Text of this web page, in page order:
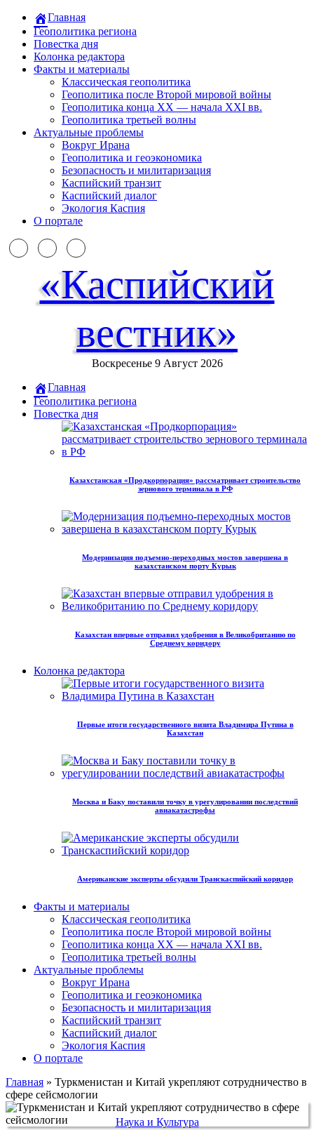
Главная
Геополитика региона
Повестка дня
Колонка редактора
Факты и материалы
Классическая геополитика
Геополитика после Второй мировой войны
Геополитика конца XX — начала XXI вв.
Геополитика третьей волны
Актуальные проблемы
Вокруг Ирана
Геополитика и геоэкономика
Безопасность и милитаризация
Каспийский транзит
Каспийский диалог
Экология Каспия
О портале
«Каспийский
вестник»
Воскресенье 9 Август 2026
Главная
Геополитика региона
Повестка дня
Казахстанская «Продкорпорация» рассматривает строительство
зернового терминала в РФ
Модернизация подъемно-переходных мостов завершена в
казахстанском порту Курык
Казахстан впервые отправил удобрения в Великобританию по
Среднему коридору
Колонка редактора
Первые итоги государственного визита Владимира Путина в
Казахстан
Москва и Баку поставили точку в урегулировании последствий
авиакатастрофы
Американские эксперты обсудили Транскаспийский коридор
Факты и материалы
Классическая геополитика
Геополитика после Второй мировой войны
Геополитика конца XX — начала XXI вв.
Геополитика третьей волны
Актуальные проблемы
Вокруг Ирана
Геополитика и геоэкономика
Безопасность и милитаризация
Каспийский транзит
Каспийский диалог
Экология Каспия
О портале
Главная » Туркменистан и Китай укрепляют сотрудничество в
сфере сейсмологии
Наука и Культура